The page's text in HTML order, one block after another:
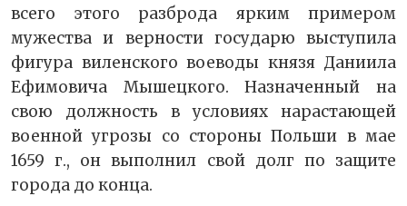
всего этого разброда ярким примером
мужества и верности государю выступила
фигура виленского воеводы князя Даниила
Ефимовича Мышецкого. Назначенный на
свою должность в условиях нарастающей
военной угрозы со стороны Польши в мае
1659 г., он выполнил свой долг по защите
города до конца.